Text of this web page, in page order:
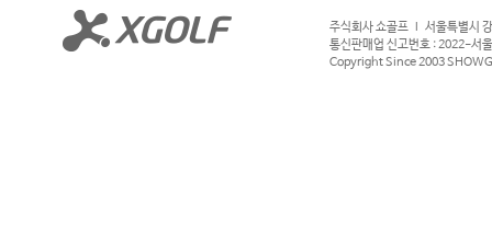
주식회사 쇼골프 l 서울특별시
통신판매업 신고번호 : 2022-
Copyright Since 2003